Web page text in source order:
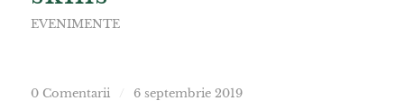
EVENIMENTE
0 Comentarii 6 septembrie 2019